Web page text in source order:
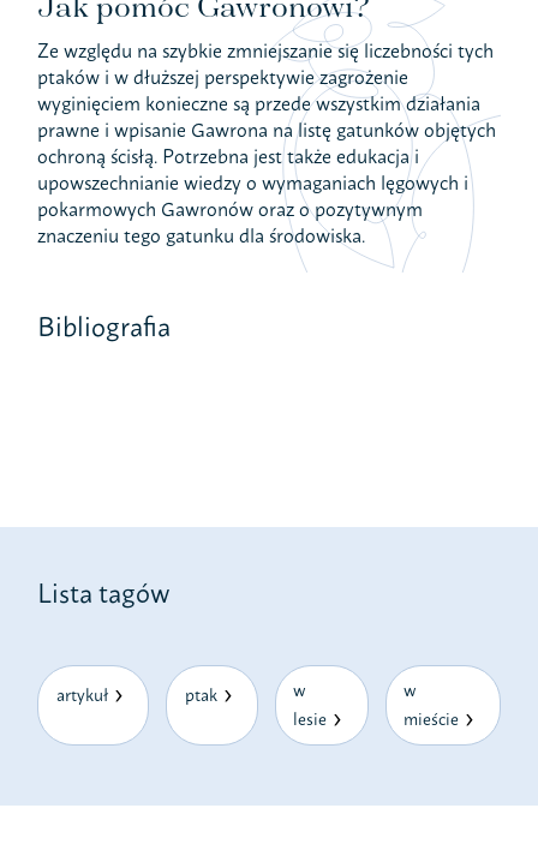
Ze względu na szybkie zmniejszanie się liczebności tych
ptaków i w dłuższej perspektywie zagrożenie
wyginięciem konieczne są przede wszystkim działania
prawne i wpisanie Gawrona na listę gatunków objętych
ochroną ścisłą. Potrzebna jest także edukacja i
upowszechnianie wiedzy o wymaganiach lęgowych i
pokarmowych Gawronów oraz o pozytywnym
znaczeniu tego gatunku dla środowiska.
Bibliografia
Lista tagów
artykuł ptak
w
lesie
w
mieście